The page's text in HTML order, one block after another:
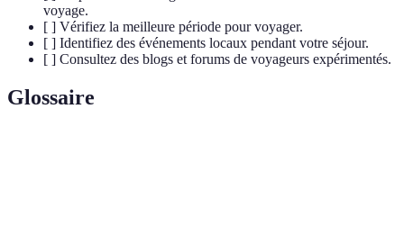
voyage.
[ ] Vérifiez la meilleure période pour voyager.
[ ] Identifiez des événements locaux pendant votre séjour.
[ ] Consultez des blogs et forums de voyageurs expérimentés.
Glossaire